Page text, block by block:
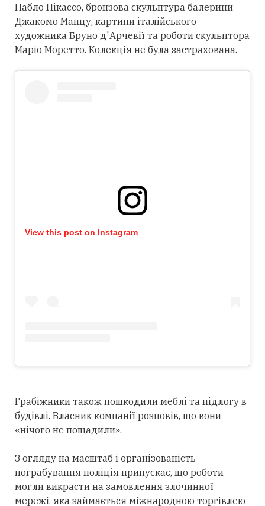
Пабло Пікассо, бронзова скульптура балерини
Джакомо Манцу, картини італійського
художника Бруно д'Арчевії та роботи скульптора
Маріо Моретто. Колекція не була застрахована.
View this post on Instagram
Грабіжники також пошкодили меблі та підлогу в
будівлі. Власник компанії розповів, що вони
«нічого не пощадили».
З огляду на масштаб і організованість
пограбування поліція припускає, що роботи
могли викрасти на замовлення злочинної
мережі, яка займається міжнародною торгівлею